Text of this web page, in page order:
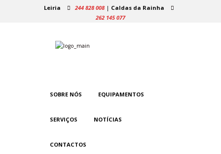
Leiria 244 828 008 | Caldas da Rainha
262 145 077
SOBRE NÓS EQUIPAMENTOS
SERVIÇOS NOTÍCIAS
CONTACTOS